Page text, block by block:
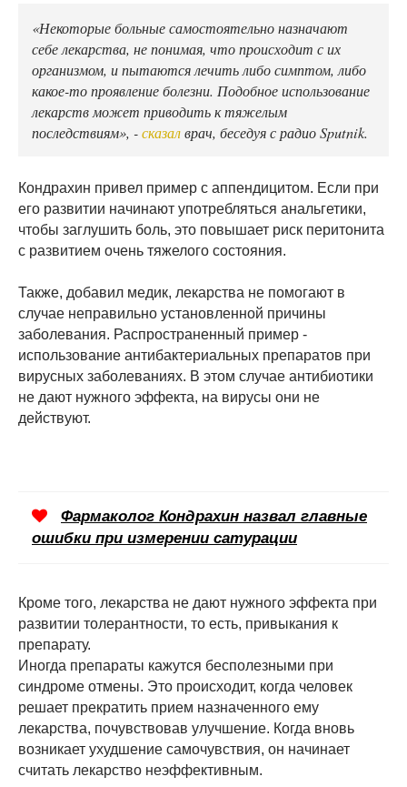
«Некоторые больные самостоятельно назначают
себе лекарства, не понимая, что происходит с их
организмом, и пытаются лечить либо симптом, либо
какое-то проявление болезни. Подобное использование
лекарств может приводить к тяжелым
последствиям», -сказалврач, беседуя с радио Sputnik.
Кондрахин привел пример с аппендицитом. Если при
его развитии начинают употребляться анальгетики,
чтобы заглушить боль, это повышает риск перитонита
с развитием очень тяжелого состояния.
Также, добавил медик, лекарства не помогают в
случае неправильно установленной причины
заболевания. Распространенный пример -
использование антибактериальных препаратов при
вирусных заболеваниях. В этом случае антибиотики
не дают нужного эффекта, на вирусы они не
действуют.
Фармаколог Кондрахин назвал главные
ошибки при измерении сатурации
Кроме того, лекарства не дают нужного эффекта при
развитии толерантности, то есть, привыкания к
препарату.
Иногда препараты кажутся бесполезными при
синдроме отмены. Это происходит, когда человек
решает прекратить прием назначенного ему
лекарства, почувствовав улучшение. Когда вновь
возникает ухудшение самочувствия, он начинает
считать лекарство неэффективным.